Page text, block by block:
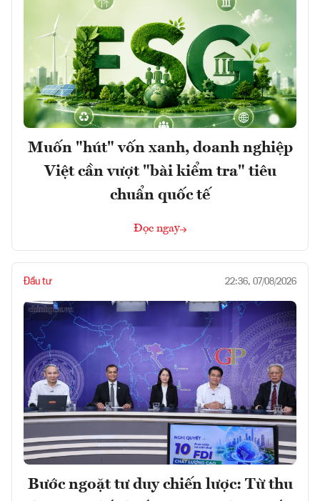
Muốn "hút" vốn xanh, doanh nghiệp
Việt cần vượt "bài kiểm tra" tiêu
chuẩn quốc tế
Đọc ngay
Đầu tư 22:36, 07/08/2026
Bước ngoặt tư duy chiến lược: Từ thu